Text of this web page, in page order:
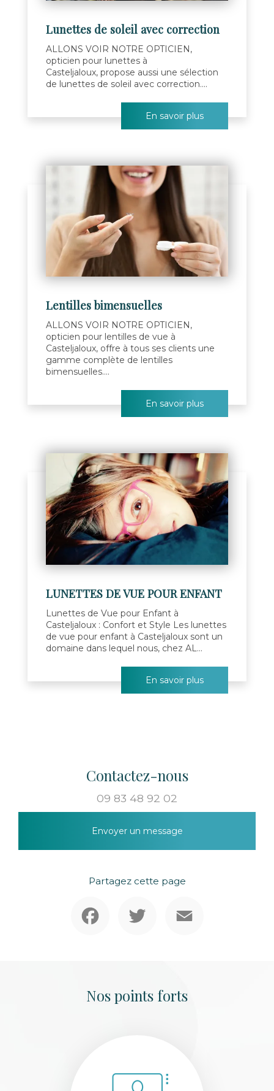
Lunettes de soleil avec correction
ALLONS VOIR NOTRE OPTICIEN,
opticien pour lunettes à
Casteljaloux, propose aussi une sélection
de lunettes de soleil avec correction....
En savoir plus
Lentilles bimensuelles
ALLONS VOIR NOTRE OPTICIEN,
opticien pour lentilles de vue à
Casteljaloux, offre à tous ses clients une
gamme complète de lentilles
bimensuelles....
En savoir plus
LUNETTES DE VUE POUR ENFANT
Lunettes de Vue pour Enfant à
Casteljaloux : Confort et Style Les lunettes
de vue pour enfant à Casteljaloux sont un
domaine dans lequel nous, chez AL...
En savoir plus
Contactez-nous
09 83 48 92 02
Envoyer un message
Partagez cette page
Nos points forts